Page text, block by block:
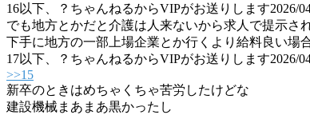
16以下、？ちゃんねるからVIPがお送りします2026/
でも地方とかだと介護は人来ないから求人で提示さ
下手に地方の一部上場企業とか行くより給料良い場
17以下、？ちゃんねるからVIPがお送りします2026/
>>15
新卒のときはめちゃくちゃ苦労したけどな
建設機械まあまあ黒かったし